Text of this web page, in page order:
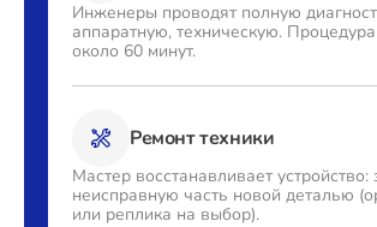
Инженеры проводят полную
аппаратную, техническую. Процедура
около 60 минут.
Ремонт техники
Мастер восстанавливает устройство:
неисправную часть новой деталью
или реплика на выбор).